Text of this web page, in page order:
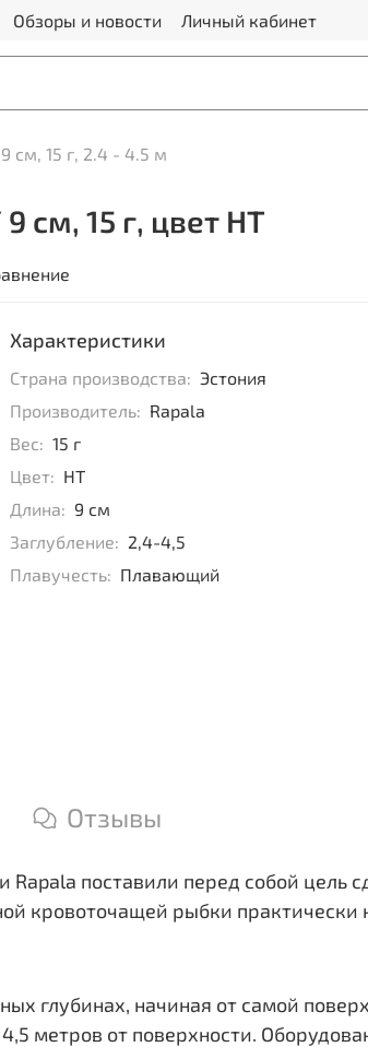
Обзоры и новости Личный кабинет
см, 15 г, 2.4 - 4.5 м
см, 15 г, цвет HT
Характеристики
Страна производства: Эстония
Производитель: Rapala
Вес: 15 г
Цвет: HT
Длина: 9 см
Заглубление: 2,4-4,5
Плавучесть: Плавающий
Отзывы
поставили перед собой цель
кровоточащей рыбки практически
глубинах, начиная от самой
метров от поверхности.